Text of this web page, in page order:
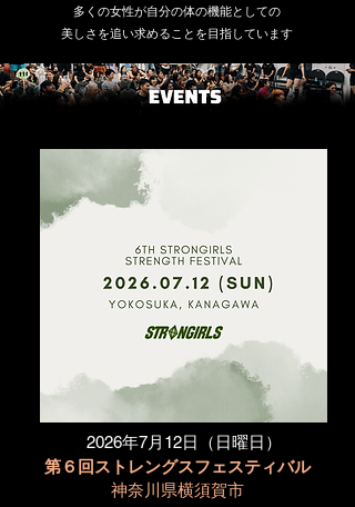
多くの女性が自分の体の機能としての
美しさを追い求めることを目指しています
​2026年7月12日（日曜日）
第６回ストレングスフェスティバル
神奈川県横須賀市